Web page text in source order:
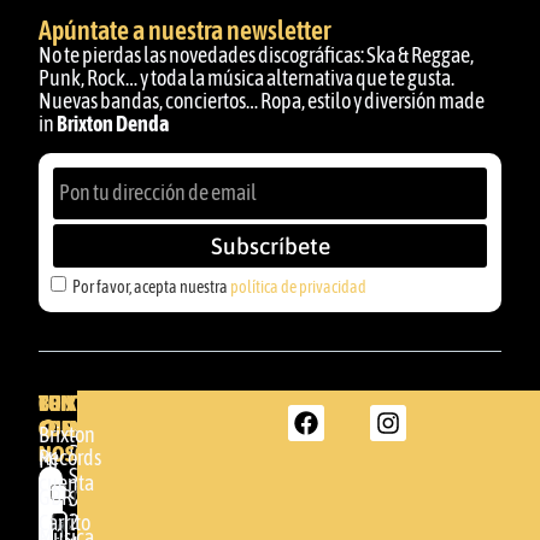
Apúntate a nuestra newsletter
No te pierdas las novedades discográficas: Ska & Reggae,
Punk, Rock… y toda la música alternativa que te gusta.
Nuevas bandas, conciertos… Ropa, estilo y diversión made
in Brixton Denda
Por favor, acepta nuestra política de privacidad
Subscríbete
BRIXTON
DENDA -
SHOP
Somera
24
BRIXTON
Brixton
Records
GBR
TU
CUENTA
Mi
cuenta
Carrito
CONTACTA
CON
NOSOTROS
Por
favor,